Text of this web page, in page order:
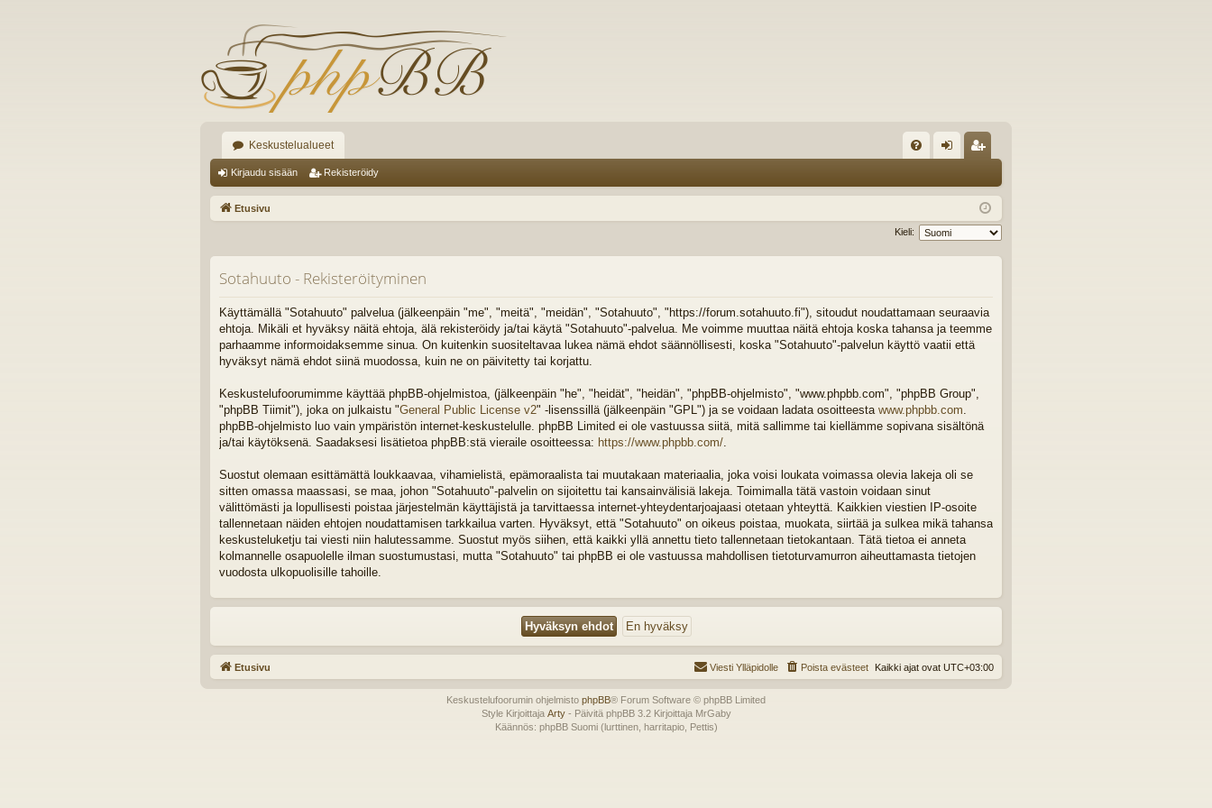
Keskustelualueet
K
K
au
du
si
än
ist
er
öi
Kirjaudu sisään Rekisteröidy
Etusivu
Kieli:
Sotahuuto - Rekisteröityminen
Käyttämällä "Sotahuuto" palvelua (jälkeenpäin "me", "meitä", "meidän", "Sotahuuto", "https://forum.sotahuuto.fi"), sitoudut noudattamaan seuraavia
ehtoja. Mikäli et hyväksy näitä ehtoja, älä rekisteröidy ja/tai käytä "Sotahuuto"-palvelua. Me voimme muuttaa näitä ehtoja koska tahansa ja teemme
parhaamme informoidaksemme sinua. On kuitenkin suositeltavaa lukea nämä ehdot säännöllisesti, koska "Sotahuuto"-palvelun käyttö vaatii että
hyväksyt nämä ehdot siinä muodossa, kuin ne on päivitetty tai korjattu.
Keskustelufoorumimme käyttää phpBB-ohjelmistoa, (jälkeenpäin "he", "heidät", "heidän", "phpBB-ohjelmisto", "www.phpbb.com", "phpBB Group",
"phpBB Tiimit"), joka on julkaistu "General Public License v2" -lisenssillä (jälkeenpäin "GPL") ja se voidaan ladata osoitteesta www.phpbb.com.
phpBB-ohjelmisto luo vain ympäristön internet-keskustelulle. phpBB Limited ei ole vastuussa siitä, mitä sallimme tai kiellämme sopivana sisältönä
ja/tai käytöksenä. Saadaksesi lisätietoa phpBB:stä vieraile osoitteessa: https://www.phpbb.com/.
Suostut olemaan esittämättä loukkaavaa, vihamielistä, epämoraalista tai muutakaan materiaalia, joka voisi loukata voimassa olevia lakeja oli se
sitten omassa maassasi, se maa, johon "Sotahuuto"-palvelin on sijoitettu tai kansainvälisiä lakeja. Toimimalla tätä vastoin voidaan sinut
välittömästi ja lopullisesti poistaa järjestelmän käyttäjistä ja tarvittaessa internet-yhteydentarjoajaasi otetaan yhteyttä. Kaikkien viestien IP-osoite
tallennetaan näiden ehtojen noudattamisen tarkkailua varten. Hyväksyt, että "Sotahuuto" on oikeus poistaa, muokata, siirtää ja sulkea mikä tahansa
keskusteluketju tai viesti niin halutessamme. Suostut myös siihen, että kaikki yllä annettu tieto tallennetaan tietokantaan. Tätä tietoa ei anneta
kolmannelle osapuolelle ilman suostumustasi, mutta "Sotahuuto" tai phpBB ei ole vastuussa mahdollisen tietoturvamurron aiheuttamasta tietojen
vuodosta ulkopuolisille tahoille.
Etusivu Kaikki ajat ovat UTC+03:00
Poista evästeet
Viesti Ylläpidolle
Keskustelufoorumin ohjelmisto phpBB® Forum Software © phpBB Limited
Style Kirjoittaja Arty- Päivitä phpBB 3.2 Kirjoittaja MrGaby
Käännös: phpBB Suomi (lurttinen, harritapio, Pettis)